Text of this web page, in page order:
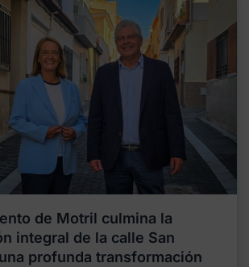
de Motril culmina la
integral de la calle San
profunda transformación